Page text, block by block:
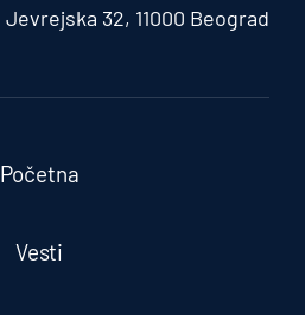
Jevrejska 32, 11000 Beograd
Početna
Vesti